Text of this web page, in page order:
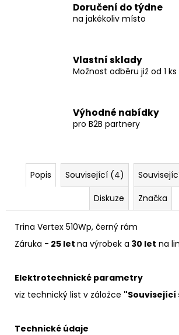
Doručení do týdne
na jakékoliv místo
Vlastní sklady
Možnost odběru již od 1
Výhodné nabídky
pro B2B partnery
Popis Související (4)
Diskuze
Značka
Trina Vertex 510Wp, černý rám
Záruka - 25 let na výrobek a 30 let na
Elektrotechnické parametry
viz technický list v záložce "Související
Technické údaje